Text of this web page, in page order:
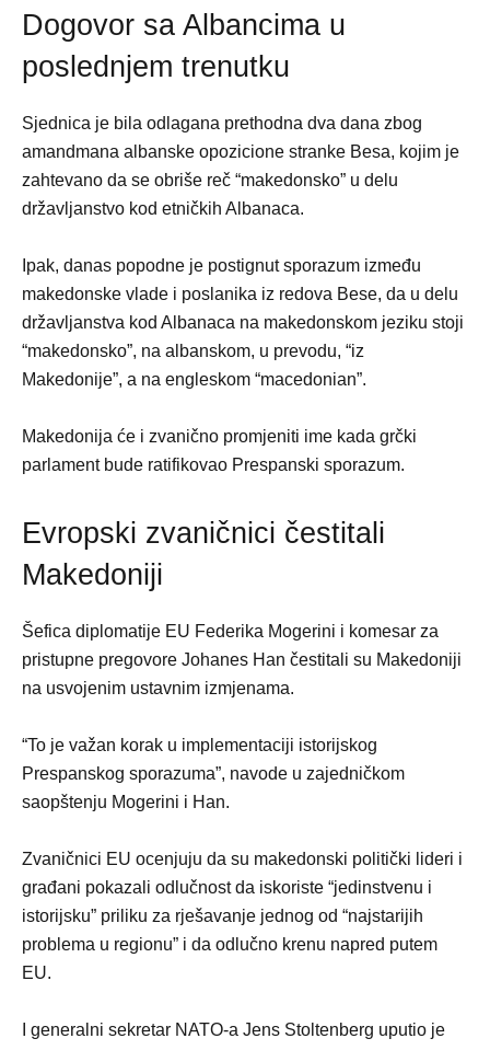
Dogovor sa Albancima u
poslednjem trenutku
Sjednica je bila odlagana prethodna dva dana zbog
amandmana albanske opozicione stranke Besa, kojim je
zahtevano da se obriše reč “makedonsko” u delu
državljanstvo kod etničkih Albanaca.
Ipak, danas popodne je postignut sporazum između
makedonske vlade i poslanika iz redova Bese, da u delu
državljanstva kod Albanaca na makedonskom jeziku stoji
“makedonsko”, na albanskom, u prevodu, “iz
Makedonije”, a na engleskom “macedonian”.
Makedonija će i zvanično promjeniti ime kada grčki
parlament bude ratifikovao Prespanski sporazum.
Evropski zvaničnici čestitali
Makedoniji
Šefica diplomatije EU Federika Mogerini i komesar za
pristupne pregovore Johanes Han čestitali su Makedoniji
na usvojenim ustavnim izmjenama.
“To je važan korak u implementaciji istorijskog
Prespanskog sporazuma”, navode u zajedničkom
saopštenju Mogerini i Han.
Zvaničnici EU ocenjuju da su makedonski politički lideri i
građani pokazali odlučnost da iskoriste “jedinstvenu i
istorijsku” priliku za rješavanje jednog od “najstarijih
problema u regionu” i da odlučno krenu napred putem
EU.
I generalni sekretar NATO-a Jens Stoltenberg uputio je